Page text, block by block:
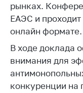
работа
символы
5 лет МАРТ
рынках.
ЕАЭС и проходит
онлайн формате.
В ходе доклада
внимания для
конкуренции на